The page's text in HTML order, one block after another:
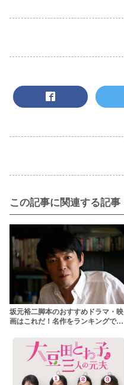
この記事に関連する記事
坂元裕二脚本のおすすめドラマ・映
画はこれだ！名作をランキングで紹